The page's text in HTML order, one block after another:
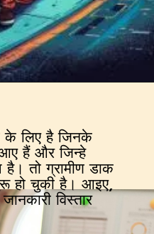
के लिए है जिनके
हैं और जिन्हे
तो ग्रामीण डाक
हो चुकी है। आइए,
विस्तार